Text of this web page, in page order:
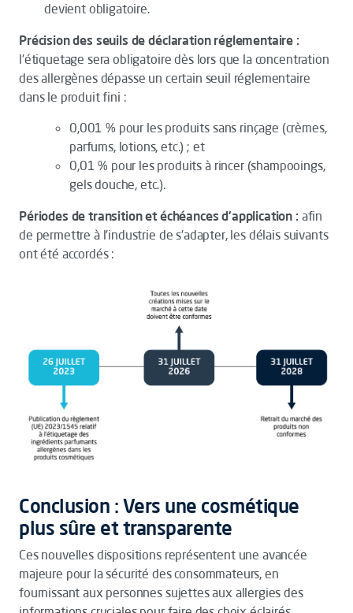
devient obligatoire.
Précision des seuils de déclaration réglementaire :
l'étiquetage sera obligatoire dès lors que la concentration
des allergènes dépasse un certain seuil réglementaire
dans le produit fini :
0,001 % pour les produits sans rinçage (crèmes,
parfums, lotions, etc.) ; et
0,01 % pour les produits à rincer (shampooings,
gels douche, etc.).
Périodes de transition et échéances d'application : afin
de permettre à l'industrie de s'adapter, les délais suivants
ont été accordés :
Conclusion : Vers une cosmétique
plus sûre et transparente
Ces nouvelles dispositions représentent une avancée
majeure pour la sécurité des consommateurs, en
fournissant aux personnes sujettes aux allergies des